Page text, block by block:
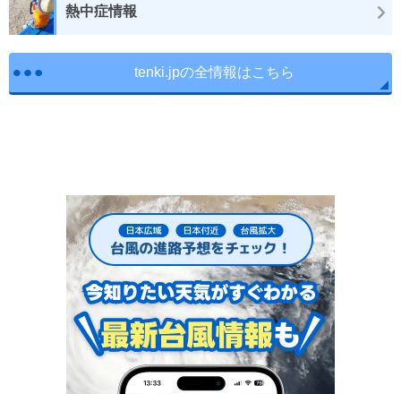
熱中症情報
tenki.jpの全情報はこちら